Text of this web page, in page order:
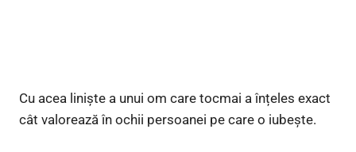
Cu acea liniște a unui om care tocmai a înțeles exact
cât valorează în ochii persoanei pe care o iubește.